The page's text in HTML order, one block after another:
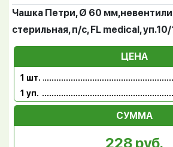
Чашка Петри, Ø 60
стерильная, п/с, FL medical,
ЦЕНА
1 шт.
1 уп.
СУММА
228 руб.